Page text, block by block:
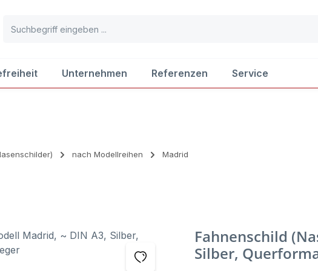
Unternehmen Referenzen Service
nach Modellreihen Madrid
Fahnenschild
Silber,